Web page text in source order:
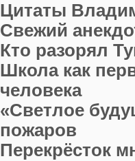
Цитаты
Свежий
Кто разорял
Школа как
человека
«Светлое
пожаров
Перекрёсток